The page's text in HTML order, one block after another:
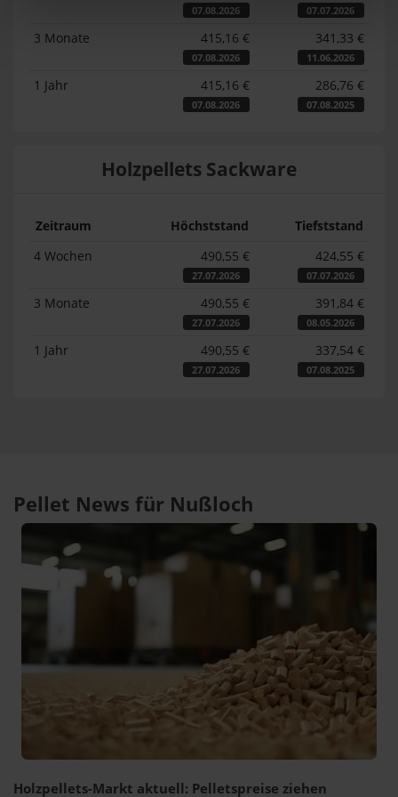
07.08.2026 07.07.2026
3 Monate 415,16 €
07.08.2026
341,33 €
11.06.2026
1 Jahr 415,16 €
07.08.2026
286,76 €
07.08.2025
Holzpellets Sackware
Zeitraum Höchststand
Tiefststand
4 Wochen
490,55 €
27.07.2026
424,55 €
07.07.2026
3 Monate 490,55 €
27.07.2026
391,84 €
08.05.2026
1 Jahr 490,55 €
27.07.2026
337,54 €
07.08.2025
Pellet News für Nußloch
Holzpellets-Markt aktuell: Pelletspreise ziehen